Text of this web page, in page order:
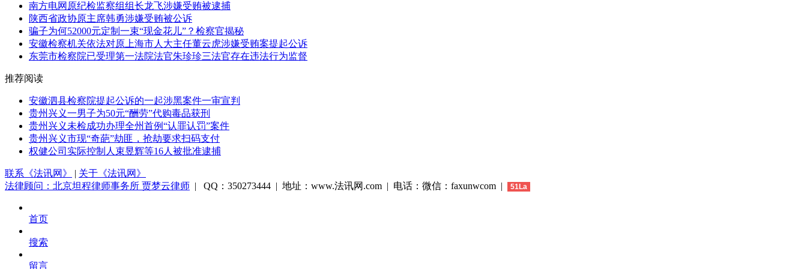
南方电网原纪检监察组组长龙飞涉嫌受贿被逮捕
陕西省政协原主席韩勇涉嫌受贿被公诉
骗子为何52000元定制一束“现金花儿”？检察官揭秘
安徽检察机关依法对原上海市人大主任董云虎涉嫌受贿案提起公诉
东莞市检察院已受理第一法院法官朱珍珍三法官存在违法行为监督
推荐阅读
安徽泗县检察院提起公诉的一起涉黑案件一审宣判
贵州兴义一男子为50元“酬劳”代购毒品获刑
贵州兴义未检成功办理全州首例“认罪认罚”案件
贵州兴义市现“奇葩”劫匪，抢劫要求扫码支付
权健公司实际控制人束昱辉等16人被批准逮捕
联系《法讯网》 | 关于《法讯网》
法律顾问：北京坦程律师事务所 贾梦云律师 | QQ：350273444 | 地址：www.法讯网.com | 电话：微信：faxunwcom | 51La
首页
搜索
留言